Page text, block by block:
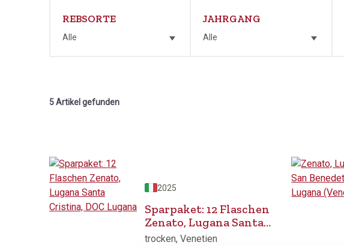
REBSORTE
Alle
JAHRGANG
Alle
5 Artikel gefunden
2025
Sparpaket: 12 Flaschen
Zenato, Lugana Santa
Cristina, DOC Lugana
trocken, Venetien